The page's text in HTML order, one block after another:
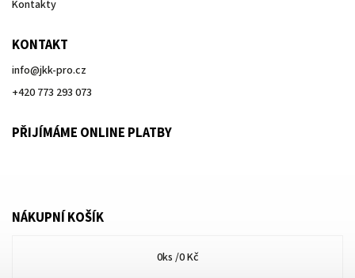
Kontakty
KONTAKT
info@jkk-pro.cz
+420 773 293 073
PŘIJÍMÁME ONLINE PLATBY
NÁKUPNÍ KOŠÍK
0ks /0 Kč